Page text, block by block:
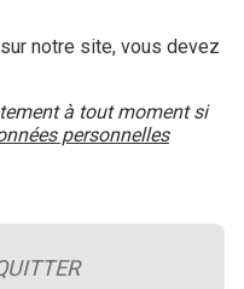
incendie
notre site, vous devez
à tout moment si
personnelles